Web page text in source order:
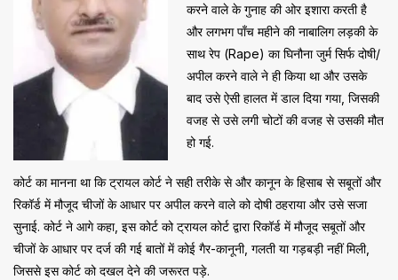
करने वाले के गुनाह की ओर इशारा करती है
और लगभग पाँच महीने की नाबालिग लड़की के
साथ रेप (Rape) का घिनौना जुर्म सिर्फ दोषी/
अपील करने वाले ने ही किया था और उसके
बाद उसे ऐसी हालत में डाल दिया गया, जिसकी
वजह से उसे लगी चोटों की वजह से उसकी मौत
हो गई.
कोर्ट का मानना ​​था कि ट्रायल कोर्ट ने सही तरीके से और कानून के हिसाब से सबूतों और
रिकॉर्ड में मौजूद चीजों के आधार पर अपील करने वाले को दोषी ठहराया और उसे सजा
सुनाई. कोर्ट ने आगे कहा, इस कोर्ट को ट्रायल कोर्ट द्वारा रिकॉर्ड में मौजूद सबूतों और
चीजों के आधार पर दर्ज की गई बातों में कोई गैर-कानूनी, गलती या गड़बड़ी नहीं मिली,
जिससे इस कोर्ट को दखल देने की जरूरत पड़े.